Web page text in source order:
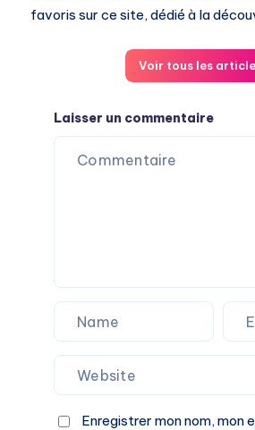
favoris sur ce site, dédié à la
Voir tous les
Laisser un commentaire
Enregistrer mon nom, mon